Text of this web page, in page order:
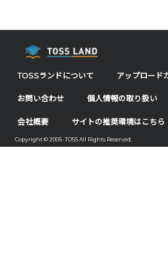
TOSSランドについて アップロード
お問い合わせ 個人情報の取り扱い
会社概要 サイトの推奨環境はこちら
Copyright © 2005- TOSS All Rights Reserved.